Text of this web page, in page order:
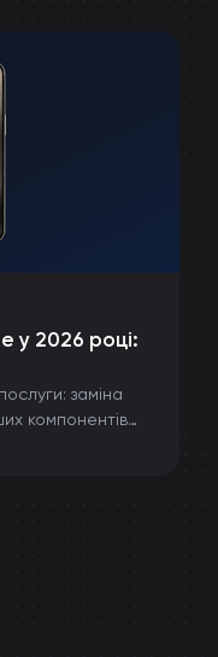
у 2026 році:
заміна
компонентів